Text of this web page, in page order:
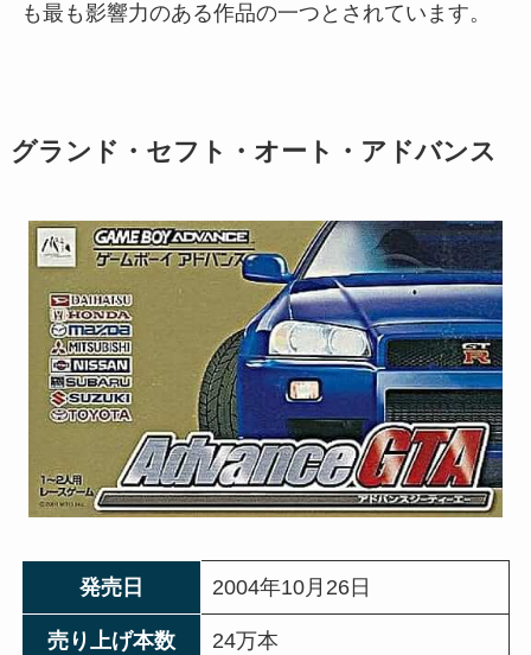
も最も影響力のある作品の一つとされています。
グランド・セフト・オート・アドバンス
発売日 2004年10月26日
売り上げ本数 24万本